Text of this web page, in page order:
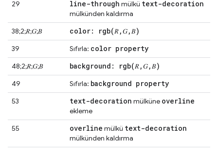
29
line-through mülkü text-decoration
mülkünden kaldırma
38;2;𝑅;𝐺;𝐵
color: rgb(𝑅,𝐺,𝐵)
39 Sıfırla: color property
48;2;𝑅;𝐺;𝐵 background: rgb(𝑅,𝐺,𝐵)
49 Sıfırla: background property
53 text-decoration mülküne overline
ekleme
55
overline mülkü text-decoration
mülkünden kaldırma